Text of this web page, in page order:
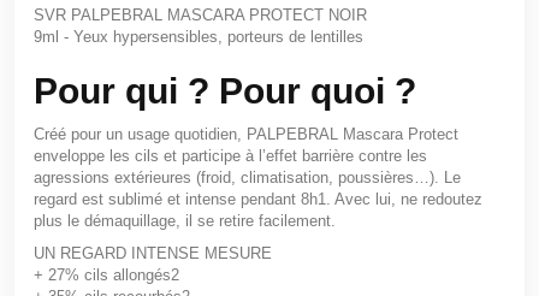
SVR PALPEBRAL MASCARA PROTECT NOIR
9ml - Yeux hypersensibles, porteurs de lentilles
Pour qui ? Pour quoi ?
Créé pour un usage quotidien, PALPEBRAL Mascara Protect
enveloppe les cils et participe à l’effet barrière contre les
agressions extérieures (froid, climatisation, poussières…). Le
regard est sublimé et intense pendant 8h1
. Avec lui, ne redoutez
plus le démaquillage, il se retire facilement.
UN REGARD INTENSE MESURE
+ 27% cils allongés2